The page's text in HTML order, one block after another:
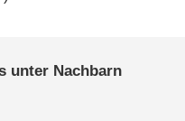
unter Nachbarn